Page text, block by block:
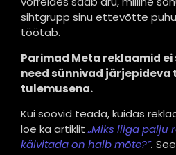
sihtgrupp sinu ettevõtte
töötab.
Parimad Meta reklaamid
need sünnivad järjepideva
tulemusena.
Kui soovid teada, kuidas
loe ka artiklit„Miks liiga palju
käivitada on halb mõte?”.